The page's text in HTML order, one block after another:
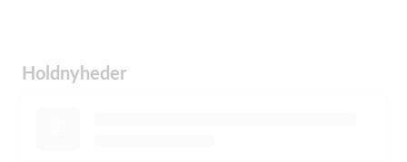
Holdnyheder